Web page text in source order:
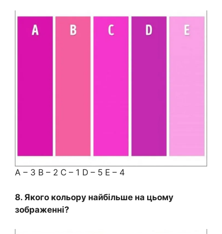
A – 3 B – 2 C – 1 D – 5 E – 4
8. Якого кольору найбільше на цьому
зображенні?